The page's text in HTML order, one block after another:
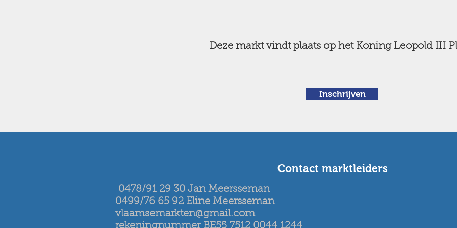
Deze markt vindt plaats op het Koning Leopold III
Inschrijven
Contact marktleiders
0478/91 29 30 Jan Meersseman
0499/76 65 92 Eline Meersseman
vlaamsemarkten@gmail.com
rekeningnummer BE55 7512 0044 1244